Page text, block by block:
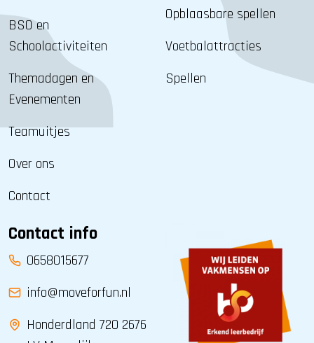
BSO en
Schoolactiviteiten
Themadagen en
Evenementen
Teamuitjes
Over ons
Contact
Opblaasbare spellen
Voetbalattracties
Spellen
Contact info
0658015677
info@moveforfun.nl
Honderdland 720 2676